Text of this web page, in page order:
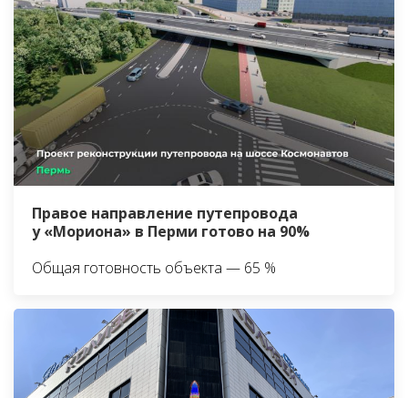
Правое направление путепровода
у «Мориона» в Перми готово на 90%
Общая готовность объекта — 65 %